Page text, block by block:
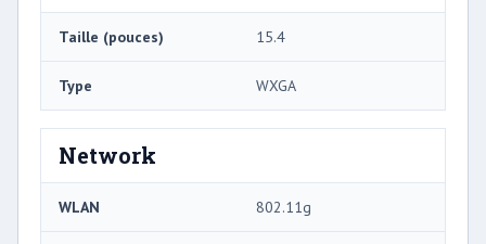
Taille (pouces) 15.4
Type WXGA
Network
WLAN 802.11g